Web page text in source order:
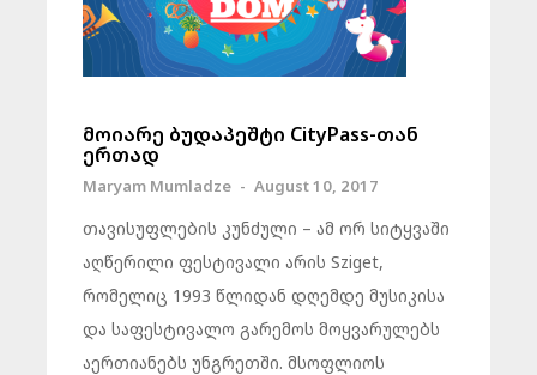
მოიარე ბუდაპეშტი CityPass-თან
ერთად
Maryam Mumladze - August 10, 2017
თავისუფლების კუნძული – ამ ორ სიტყვაში
აღწერილი ფესტივალი არის Sziget,
რომელიც 1993 წლიდან დღემდე მუსიკისა
და საფესტივალო გარემოს მოყვარულებს
აერთიანებს უნგრეთში. მსოფლიოს